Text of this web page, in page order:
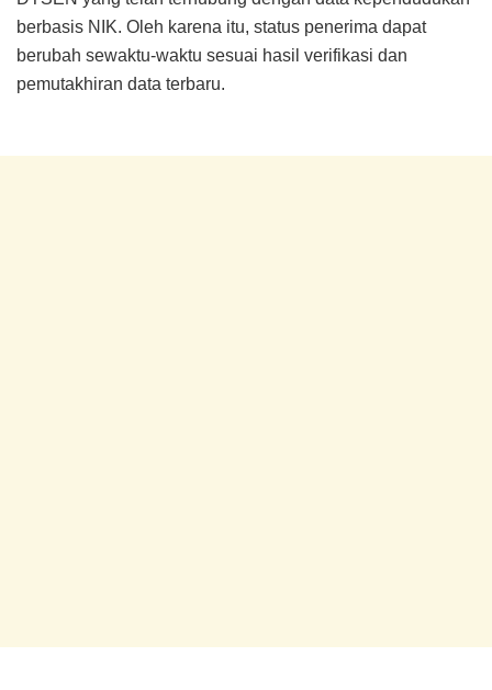
berbasis NIK. Oleh karena itu, status penerima dapat
berubah sewaktu-waktu sesuai hasil verifikasi dan
pemutakhiran data terbaru.